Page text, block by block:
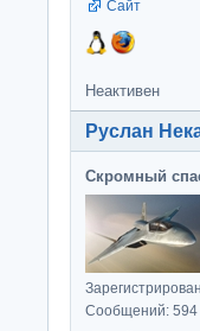
Сайт
Неактивен
Руслан
Скромный
Сообщений: 594